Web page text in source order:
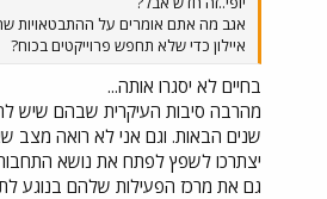
אגב מה אתם אומרים על ההתבטאויות
איילון כדי שלא תחפש פרוייקטים בכוח?
בחיים לא יסגרו אותה...
שנים הבאות. וגם אני לא רואה מצב
יצתרכו לשפץ לפתח את נושא
גם את מרכז הפעילות שלהם בנוגע